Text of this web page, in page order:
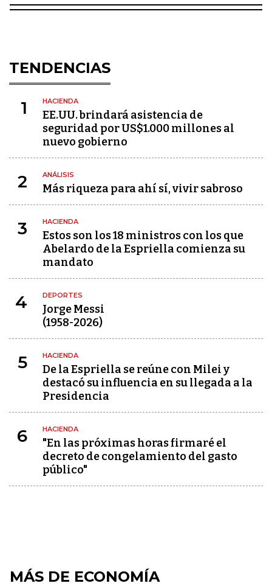
TENDENCIAS
1 HACIENDA
EE.UU. brindará asistencia de
seguridad por US$1.000 millones al
nuevo gobierno
2 ANÁLISIS
Más riqueza para ahí sí, vivir sabroso
3 HACIENDA
Estos son los 18 ministros con los que
Abelardo de la Espriella comienza su
mandato
4 DEPORTES
Jorge Messi
(1958-2026)
5 HACIENDA
De la Espriella se reúne con Milei y
destacó su influencia en su llegada a la
Presidencia
6 HACIENDA
"En las próximas horas firmaré el
decreto de congelamiento del gasto
público"
MÁS DE ECONOMÍA